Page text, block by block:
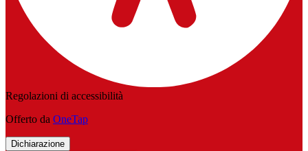
Regolazioni di accessibilità
Offerto da OneTap
Dichiarazione